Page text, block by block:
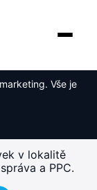
Vše je
–
v lokalitě
a PPC.